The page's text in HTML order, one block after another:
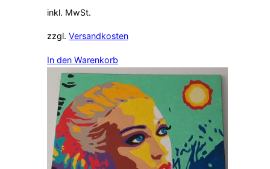
inkl. MwSt.
zzgl. Versandkosten
In den Warenkorb